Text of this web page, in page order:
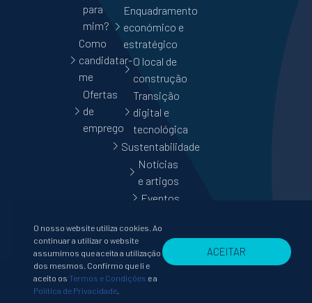
para
mim?
Como
candidatar-
me
Ofertas
de
emprego
Enquadramento
económico e
estratégico
O local de
construção
Transição
digital e
tecnológica
Sustentabilidade
Notícias
e artigos
Eventos
O nosso website utiliza cookies. Ao
continuar a utilizar o website
assumimos que aceita a utilização
dos mesmos. Confirmo que li e
aceito os Termos e Condições e a
Política de Privacidade.
ACEITAR